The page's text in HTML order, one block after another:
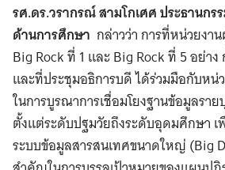
รศ.ดร.วรากรณ์ สามโกเศศ ประธานกร
ด้านการศึกษา กล่าวว่า การที่หน่วยง
Big Rock ที่ 1 และ Big Rock ที่ 5 อย่าง
และที่ประชุมอธิการบดี ได้ร่วมมือกับหน่
ในการบูรณาการเชื่อมโยงฐานข้อมูลรา
ตั้งแต่ระดับปฐมวัยถึงระดับอุดมศึกษา เ
ระบบข้อมูลสารสนเทศขนาดใหญ่ (Big